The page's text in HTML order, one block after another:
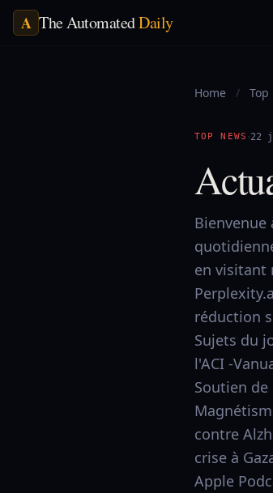
A The AutomatedDaily
Home / Top
TOP NEWS ·22
en visitant
réduction
Sujets du
l'ACI -
Soutien
contre
crise à
Apple